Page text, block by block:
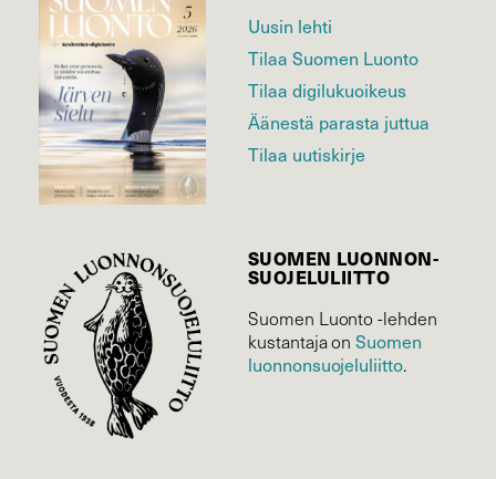
Uusin lehti
Tilaa Suomen Luonto
Tilaa digilukuoikeus
Äänestä parasta juttua
Tilaa uutiskirje
SUOMEN LUONNON­
SUOJELU­LIITTO
Suomen Luonto -lehden
kustantaja onSuomen
luonnonsuojelu­liitto.